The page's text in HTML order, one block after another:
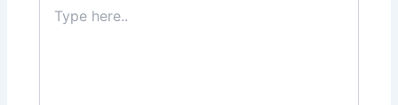
here..